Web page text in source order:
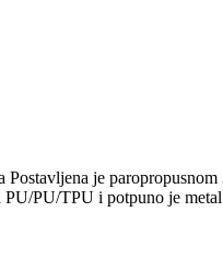
je
PU/TPU i potpuno je